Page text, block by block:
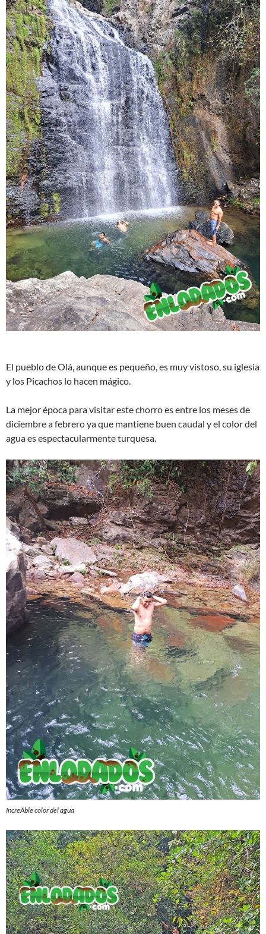
El pueblo de Olá, aunque es pequeño, es muy vistoso, su iglesia
y los Picachos lo hacen mágico.
La mejor época para visitar este chorro es entre los meses de
diciembre a febrero ya que mantiene buen caudal y el color del
agua es espectacularmente turquesa.
IncreÃ­ble color del agua